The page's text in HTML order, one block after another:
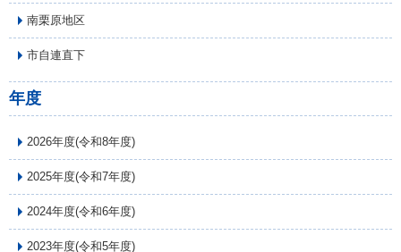
南栗原地区
市自連直下
年度
2026年度(令和8年度)
2025年度(令和7年度)
2024年度(令和6年度)
2023年度(令和5年度)